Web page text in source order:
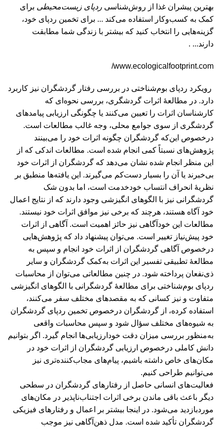
بهترین پیشران غذا از روش‌شناسی ردپای زیست‌محیطی برای
کمک به کسب‌وکار استفاده می‌کند ... برای تخمین ردپای خود،
گزینه‌هایی را انتخاب کنید که بیشتر با زندگی شما مطابقت
دارند... .
www.ecologicalfootprint.com/
رویکرد ردپای بوم‌شناختی در بررسی رفتار گردشگران نیز کاربرد
دارد. در مطالعۀ اثرات گردشگری، بررسی نحوه‌ای که
کارشناسان اثرات را تعیین می‌کنند یا چگونگی ارزیابی پیامدهای
گردشگری از سوی جوامع محلی، وجه غالب مطالعات است.
درخصوص این‌که گردشگران چگونه اثرات خود را می‌بینند
پژوهش‌های نسبتاً کمی انجام شده است. مطالعات اندکی که از
این منظر انجام شده نشان می‌دهد که گردشگران از اثرات خود
بی‌خبرند یا آن را بسیار دست‌کم می‌گیرند. این یافته‌ها منطبق بر
نظریۀ انحراف انتساب خودخدمت است، اما بدون شک
گردشگرانی نیز با الگوهای انگیزشی وجود دارند که از نتایج اعمال
خود آگاه هستند، هرچند که برخی نیز موافق اثرات خود نیستند.
مطالعات این خودآگاهی نیز حائز اهمیت است. آگاهی از اثرات
خود پیش‌نیاز تغییر است. می‌توان پیشنهاد داد که پژوهش‌هایی
درخصوص آگاهی گردشگران از اثرات خود انجام و سپس به
مطالعۀ تطبیقی تفسیر این اثرات به‌کمک گردشگران و سایر
ذی‌نفعان پرداخته شود. در چنین مطالعاتی می‌توان از محاسبات
ردپای بوم‌شناختی برای مطالعۀ گردشگرانی با الگوهای انگیزشی
متفاوت و نیز کسانی که به مقصدهای مختلف سفر می‌کنند،
استفاده کرده، از گردشگران درخصوص تخمین ردپای گردشگران
به شیوه‌های مختلف سؤال شود و سپس محاسبات واقعی
به‌منظور بررسی میزان دقت خودارزیابی‌ها انجام گیرد. اگر بتوانیم
دانش کاملی درخصوص ارزیابی گردشگران از اثرات خود در
مکان‌های خاص داشته باشیم، پیام‌های مجاب‌کننده‌تری نیز
می‌توانیم طراحی کنیم.
فعالیت‌های انسانی حاصل از رفتارهای گردشگران در سطحی
دیگر باعث باقی ماندن برخی اثرات اجتناب‌ناپذیر در مکان‌های
موردبازدید می‌شود. در اینجا بیشتر بر اعمال و رفتارهای فیزیکی
گردشگران تأکید شده است. مدل ذهن‌آگاهی نیز موجب